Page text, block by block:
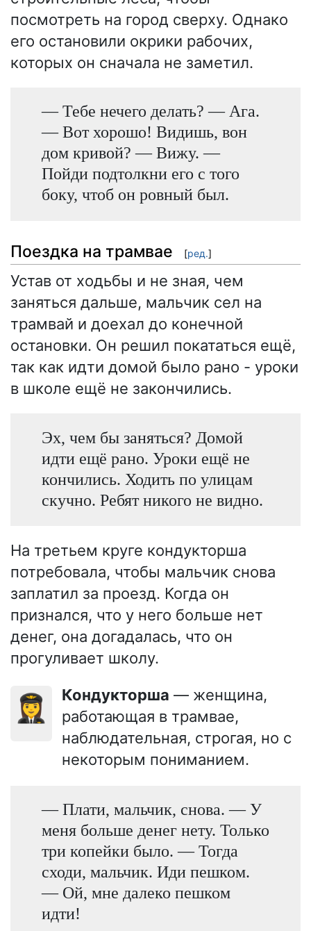
посмотреть на город сверху. Однако
его остановили окрики рабочих,
которых он сначала не заметил.
— Тебе нечего делать? — Ага.
— Вот хорошо! Видишь, вон
дом кривой? — Вижу. —
Пойди подтолкни его с того
боку, чтоб он ровный был.
Поездка на трамвае [ред.]
Устав от ходьбы и не зная, чем
заняться дальше, мальчик сел на
трамвай и доехал до конечной
остановки. Он решил покататься ещё,
так как идти домой было рано - уроки
в школе ещё не закончились.
Эх, чем бы заняться? Домой
идти ещё рано. Уроки ещё не
кончились. Ходить по улицам
скучно. Ребят никого не видно.
На третьем круге кондукторша
потребовала, чтобы мальчик снова
заплатил за проезд. Когда он
признался, что у него больше нет
денег, она догадалась, что он
прогуливает школу.
👩‍✈️ Кондукторша — женщина,
работающая в трамвае,
наблюдательная, строгая, но с
некоторым пониманием.
— Плати, мальчик, снова. — У
меня больше денег нету. Только
три копейки было. — Тогда
сходи, мальчик. Иди пешком.
— Ой, мне далеко пешком
идти!